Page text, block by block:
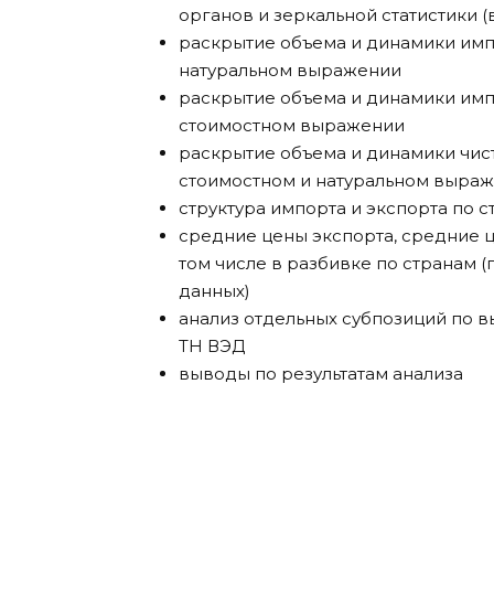
органов и зеркальной статистики
раскрытие объема и динамики
натуральном выражении
раскрытие объема и динамики
стоимостном выражении
раскрытие объема и динамики
стоимостном и натуральном
структура импорта и экспорта по
средние цены экспорта, средние
том числе в разбивке по странам
данных)
анализ отдельных субпозиций по
ТН ВЭД
выводы по результатам анализа